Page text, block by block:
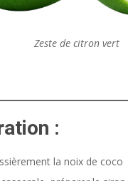
Zeste de citron vert
:
la noix de coco